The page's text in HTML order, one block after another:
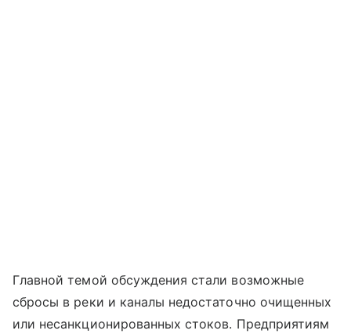
Главной темой обсуждения стали возможные
сбросы в реки и каналы недостаточно очищенных
или несанкционированных стоков. Предприятиям